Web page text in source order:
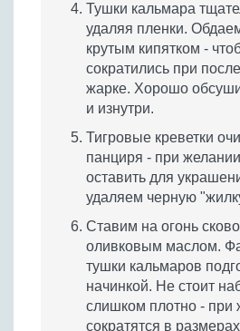
Тушки кальмара
удаляя пленки.
крутым кипятком -
сократились при
жарке. Хорошо
и изнутри.
Тигровые креветки
панциря - при
оставить для
удаляем черную
Ставим на огонь
оливковым маслом.
тушки кальмаров
начинкой. Не стоит
слишком плотно - при
сократятся в